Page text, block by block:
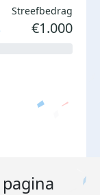
Streefbedrag
€1.000